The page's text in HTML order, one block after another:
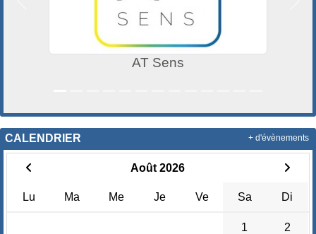
CALENDRIER
Août 2026
Lu Ma Me Je Ve Sa Di
1 2
+ d'évènements